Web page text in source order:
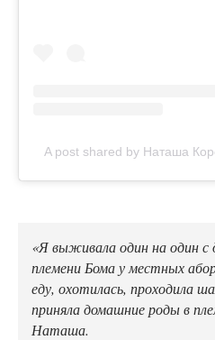
A post shared by Наташа
«Я выживала один на один с
племени Бома у местных
еду, охотилась, проходила
приняла домашние роды в
Наташа.